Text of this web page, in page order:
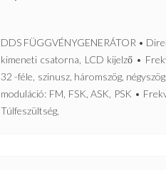
DDS FÜGGVÉNYGENERÁTOR •
kimeneti csatorna, LCD kijelző •
32 -féle, szinusz, háromszög,
moduláció: FM, FSK, ASK, PSK •
Túlfeszültség,